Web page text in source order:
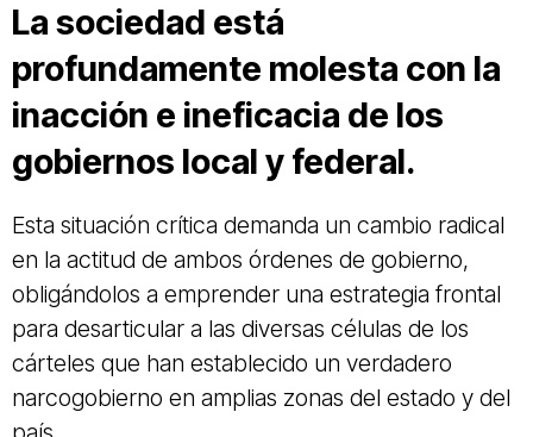
La sociedad está
profundamente molesta con la
inacción e ineficacia de los
gobiernos local y federal.
Esta situación crítica demanda un cambio radical
en la actitud de ambos órdenes de gobierno,
obligándolos a emprender una estrategia frontal
para desarticular a las diversas células de los
cárteles que han establecido un verdadero
narcogobierno en amplias zonas del estado y del